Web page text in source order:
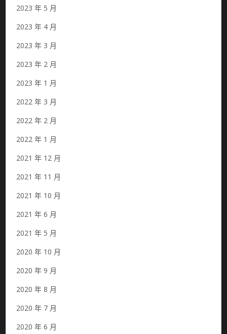
2023 年 5 月
2023 年 4 月
2023 年 3 月
2023 年 2 月
2023 年 1 月
2022 年 3 月
2022 年 2 月
2022 年 1 月
2021 年 12 月
2021 年 11 月
2021 年 10 月
2021 年 6 月
2021 年 5 月
2020 年 10 月
2020 年 9 月
2020 年 8 月
2020 年 7 月
2020 年 6 月